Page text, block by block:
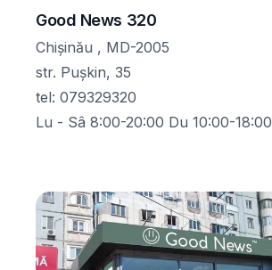
Good News 320
Chișinău , MD-2005
str. Pușkin, 35
tel: 079329320
Lu - Sâ 8:00-20:00 Du 10:00-18:00